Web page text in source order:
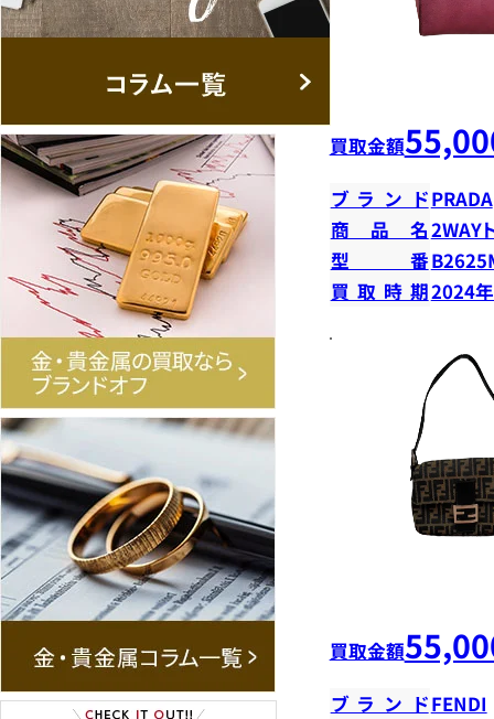
買取金額
ブランドPRADA
商品名2WAY
型番
買取時期2024
買取金額
ブランドFENDI